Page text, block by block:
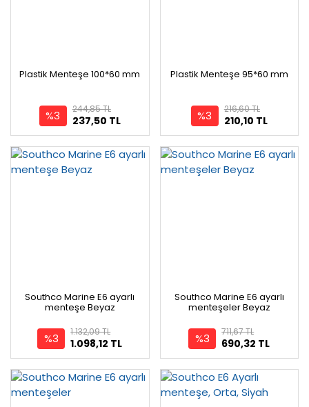
Plastik Menteşe 100*60 mm
%3 237,50 TL
244,85 TL
Plastik Menteşe 95*60 mm
%3 210,10 TL
216,60 TL
Southco Marine E6 ayarlı
menteşe Beyaz
%3 1.098,12 TL
1.132,09 TL
Southco Marine E6 ayarlı
menteşeler Beyaz
%3 690,32 TL
711,67 TL